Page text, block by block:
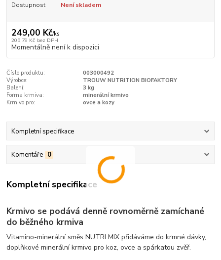
Dostupnost Není skladem
249,00 Kč/ks
205,79 Kč bez DPH
Momentálně není k dispozici
Číslo produktu:
003000492
Výrobce:
TROUW NUTRITION BIOFAKTORY
Balení:
3 kg
Forma krmiva:
minerální krmivo
Krmivo pro:
ovce a kozy
Kompletní specifikace
Komentáře 0
Kompletní specifikace
Krmivo se podává denně rovnoměrně zamíchané
do běžného krmiva
Vitamino-minerální směs NUTRI MIX přidáváme do krmné dávky,
doplňkové minerální krmivo pro koz, ovce a spárkatou zvěř.